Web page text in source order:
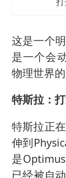
这是一个
是一个会
物理世界的
特斯拉：
特斯拉正
伸到
是
已经被自